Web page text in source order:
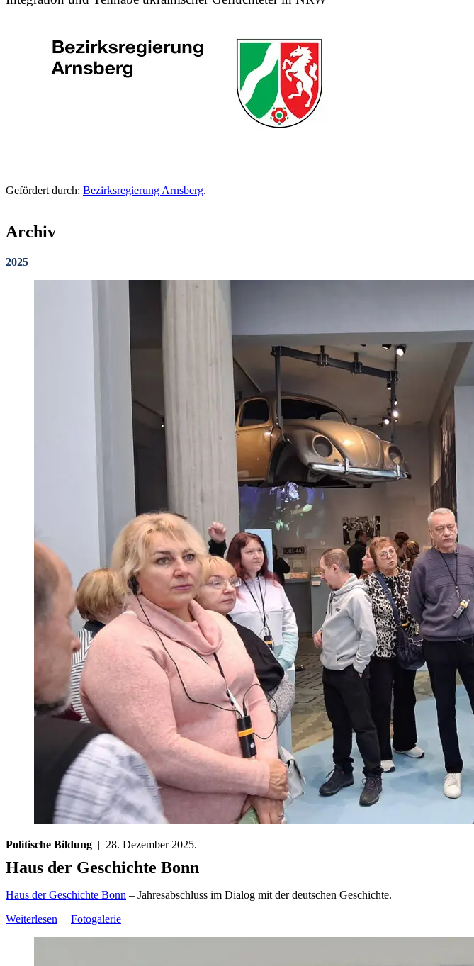
Gefördert durch: Bezirksregierung Arnsberg.
Archiv
2025
Politische Bildung | 28. Dezember 2025.
Haus der Geschichte Bonn
Haus der Geschichte Bonn – Jahresabschluss im Dialog mit der deutschen Geschichte.
Weiterlesen | Fotogalerie